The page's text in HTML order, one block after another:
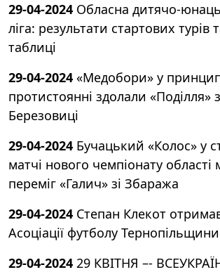
29-04-2024 Обласна дитячо-
ліга: результати стартових турів
таблиці
29-04-2024 «Медобори» у
протистоянні здолали «Поділля»
Березовиці
29-04-2024 Бучацький «Колос» у
матчі нового чемпіонату області
переміг «Галич» зі Збаража
29-04-2024 Степан Клекот
Асоціації футболу Тернопільщини
29-04-2024 29 КВІТНЯ –-